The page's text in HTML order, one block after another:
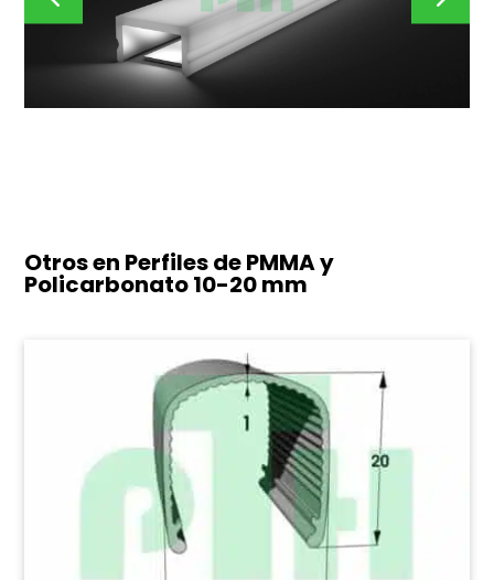
Otros en Perfiles de PMMA y
Policarbonato10-20 mm